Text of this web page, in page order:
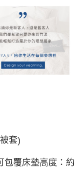
套)
包覆床墊高度：約